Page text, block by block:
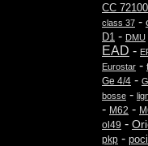
CC 72100
class 37 -
D1 - DMU
EAD -
Eurostar -
Ge 4/4 -
bosse -
- M62 -
ol49 -
pkp -